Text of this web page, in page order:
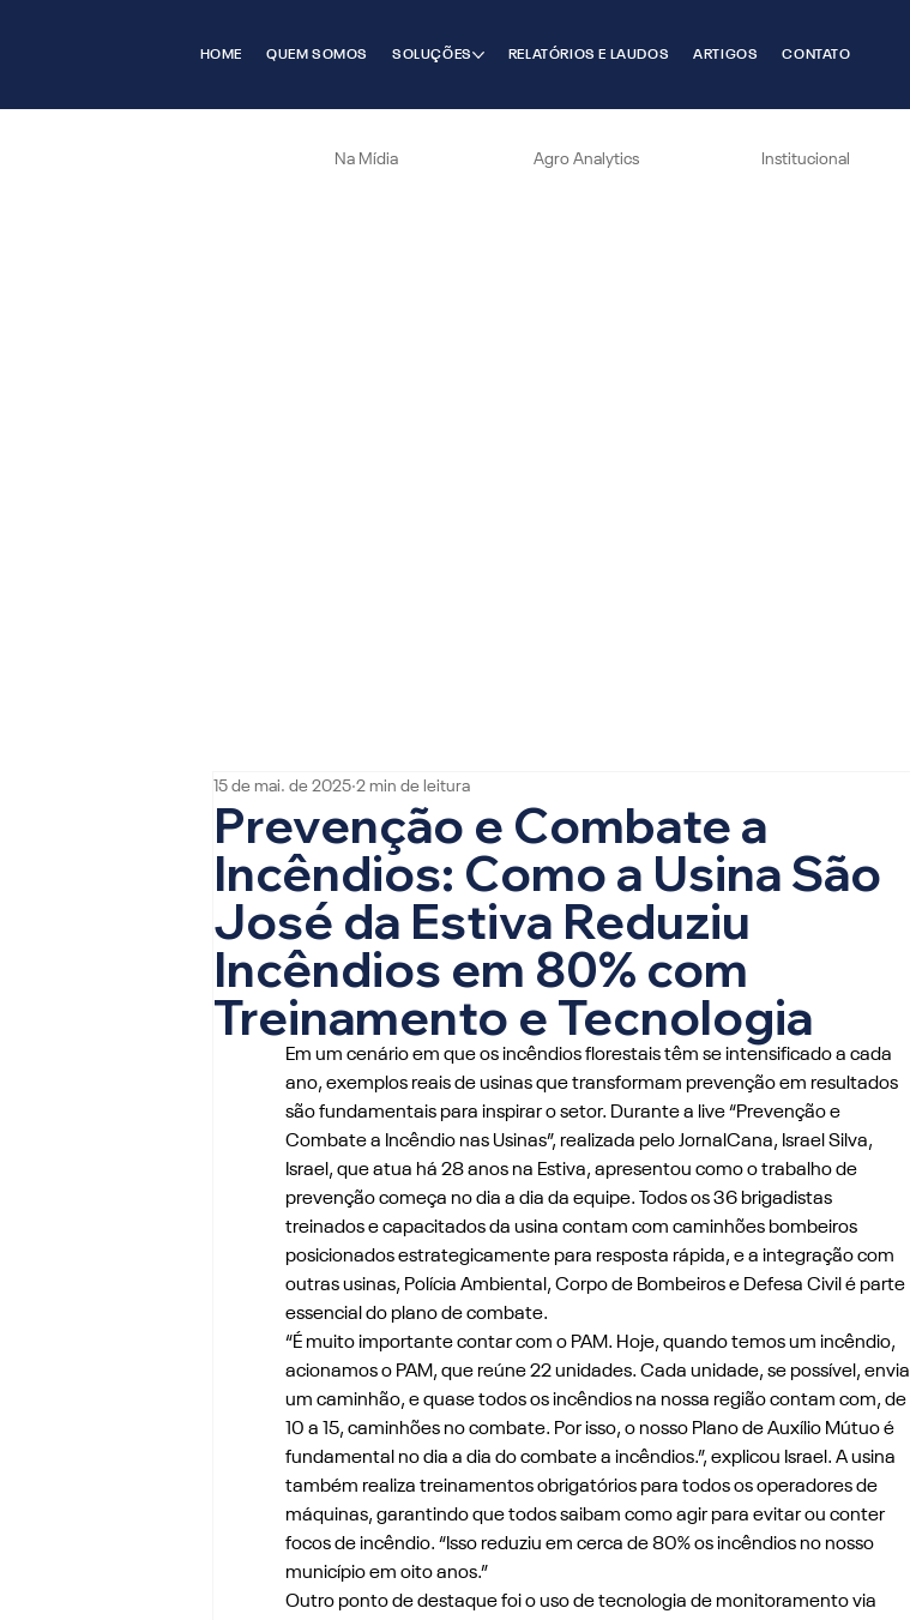
HOME QUEM SOMOS SOLUÇÕES RELATÓRIOS E LAUDOS ARTIGOS CONTATO
Na Mídia Agro Analytics Institucional
Prevenção e Combate a
Incêndios: Como a Usina São
José da Estiva Reduziu
Incêndios em 80% com
Treinamento e Tecnologia
15 de mai. de 2025 2 min de leitura
Em um cenário em que os incêndios florestais têm se intensificado a cada
ano, exemplos reais de usinas que transformam prevenção em resultados
são fundamentais para inspirar o setor. Durante a live “Prevenção e
Combate a Incêndio nas Usinas”, realizada pelo JornalCana, Israel Silva,
Israel, que atua há 28 anos na Estiva, apresentou como o trabalho de
prevenção começa no dia a dia da equipe. Todos os 36 brigadistas
treinados e capacitados da usina contam com caminhões bombeiros
posicionados estrategicamente para resposta rápida, e a integração com
outras usinas, Polícia Ambiental, Corpo de Bombeiros e Defesa Civil é parte
essencial do plano de combate.
“É muito importante contar com o PAM. Hoje, quando temos um incêndio,
acionamos o PAM, que reúne 22 unidades. Cada unidade, se possível, envia
um caminhão, e quase todos os incêndios na nossa região contam com, de
10 a 15, caminhões no combate. Por isso, o nosso Plano de Auxílio Mútuo é
fundamental no dia a dia do combate a incêndios.”, explicou Israel. A usina
também realiza treinamentos obrigatórios para todos os operadores de
máquinas, garantindo que todos saibam como agir para evitar ou conter
focos de incêndio. “Isso reduziu em cerca de 80% os incêndios no nosso
município em oito anos.”
Outro ponto de destaque foi o uso de tecnologia de monitoramento via